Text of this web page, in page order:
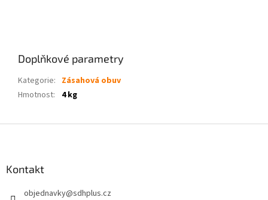
Doplňkové parametry
Kategorie: Zásahová obuv
Hmotnost: 4 kg
Kontakt
objednavky@sdhplus.cz